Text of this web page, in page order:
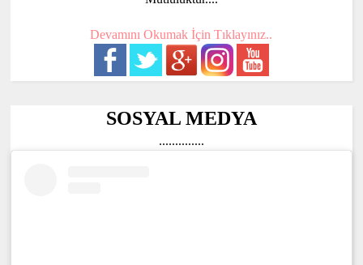
Devamını Okumak İçin Tıklayınız..
SOSYAL MEDYA
..............